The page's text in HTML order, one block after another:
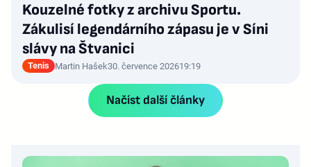
Kouzelné fotky z archivu Sportu.
Zákulisí legendárního zápasu je v Síni
slávy na Štvanici
Tenis Martin Hašek30. července 202619:19
Načíst další články